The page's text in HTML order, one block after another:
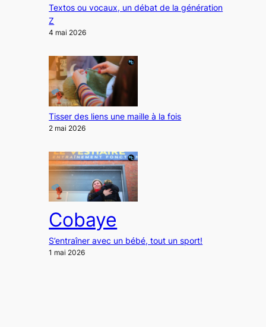
Textos ou vocaux, un débat de la génération
Z
4 mai 2026
Tisser des liens une maille à la fois
2 mai 2026
Cobaye
S’entraîner avec un bébé, tout un sport!
1 mai 2026